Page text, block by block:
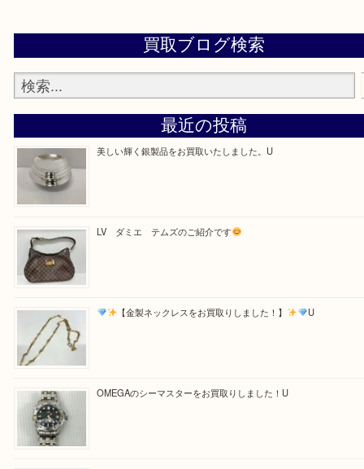
・お電話での問い合わせ
Facebook
Twitter
Line
買取ブログ検索
最近の投稿